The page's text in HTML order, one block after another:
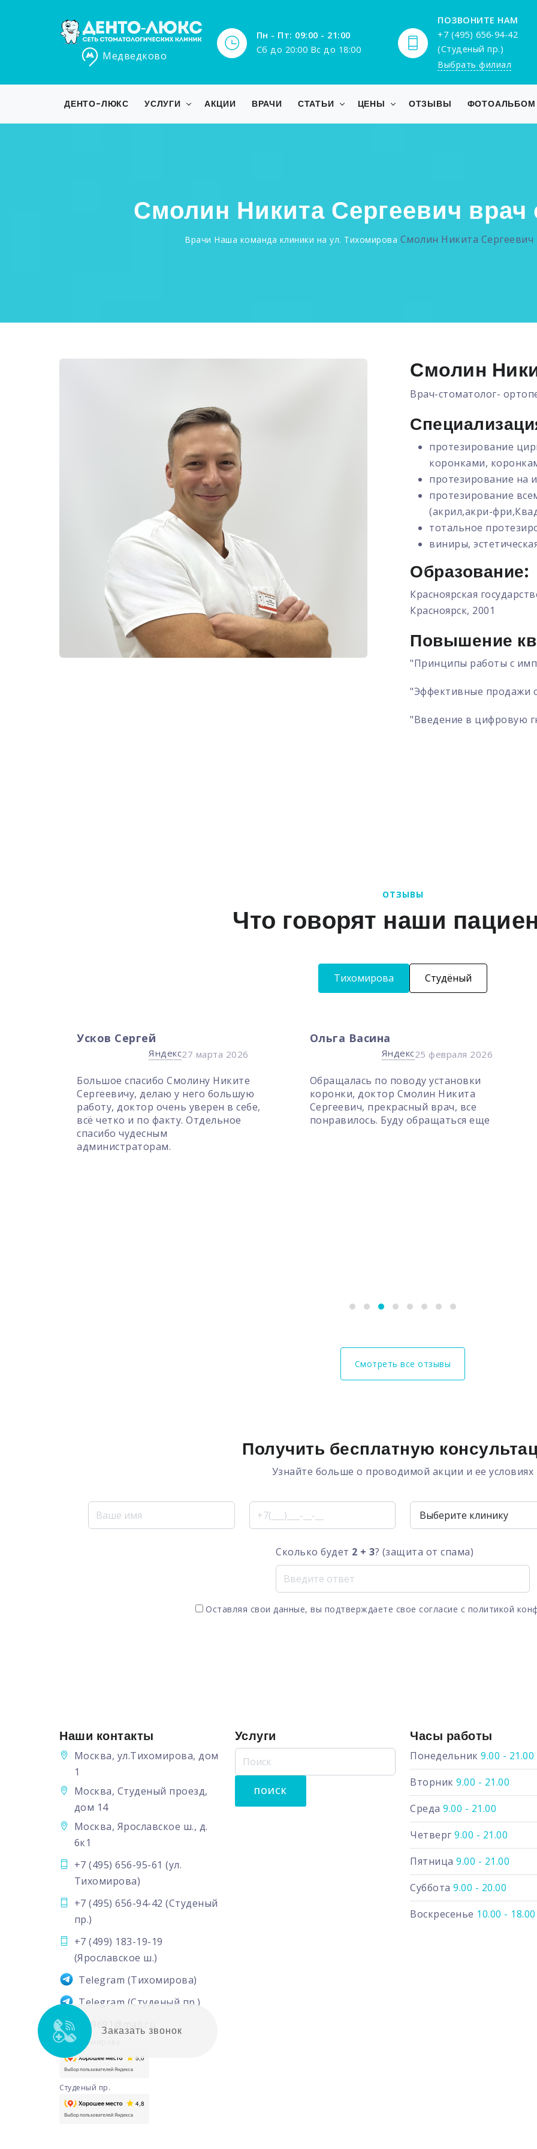
Медведково
Пн - Пт: 09:00 - 21:00
Сб до 20:00 Вс до 18:00
ПОЗВОНИТЕ НАМ
+7 (495) 656-94-42
(Студеный пр.)
Выбрать филиал
ДЕНТО-ЛЮКС УСЛУГИ АКЦИИ ВРАЧИ СТАТЬИ ЦЕНЫ ОТЗЫВЫ ФОТОАЛЬБОМ
Смолин Никита Сергеевич врач
Врачи Наша команда клиники на ул. Тихомирова Смолин Никита Сергеевич
Смолин
Врач-стоматолог-
протезирование
коронками,
протезирование на
протезирование
(акрил,акри-
тотальное
виниры,
Образование:
Красноярская
Красноярск, 2001
Повышение
"Принципы работы с
"Эффективные продажи
"Введение в цифровую
ОТЗЫВЫ
Что говорят наши
Тихомирова Студёный
Усков Сергей
Яндекс27 марта 2026
Большое спасибо Смолину Никите
Сергеевичу, делаю у него большую
работу, доктор очень уверен в себе,
всё четко и по факту. Отдельное
спасибо чудесным
администраторам.
Ольга Васина
Яндекс25 февраля 2026
Обращалась по поводу установки
коронки, доктор Смолин Никита
Сергеевич, прекрасный врач, все
понравилось. Буду обращаться еще
Смотреть все отзывы
Получить бесплатную
Узнайте больше о проводимой акции и ее условиях
Сколько будет 2 + 3? (защита от спама)
Оставляя свои данные, вы подтверждаете свое согласие с политикой
Наши контакты
Москва, ул.Тихомирова, дом
1
Москва, Студеный проезд,
дом 14
Москва, Ярославское ш., д.
6к1
+7 (495) 656-95-61 (ул.
Тихомирова)
+7 (495) 656-94-42 (Студеный
пр.)
+7 (499) 183-19-19
(Ярославское ш.)
Telegram (Тихомирова)
Telegram (Студеный пр.)
6569691@mail.ru
ул. Тихомирова.
Студеный пр.
Услуги Часы работы
Понедельник 9.00 - 21.00
Вторник 9.00 - 21.00
Среда 9.00 - 21.00
Четверг 9.00 - 21.00
Пятница 9.00 - 21.00
Суббота 9.00 - 20.00
Воскресенье 10.00 - 18.00
Заказать звонок